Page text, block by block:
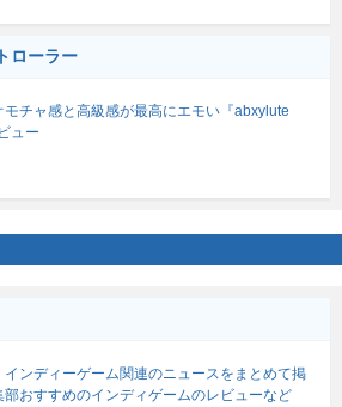
ローラー
モチャ感と高級感が最高にエモい『abxylute
ュー
インディーゲーム関連のニュースをまとめて掲
部おすすめのインディゲームのレビューなど